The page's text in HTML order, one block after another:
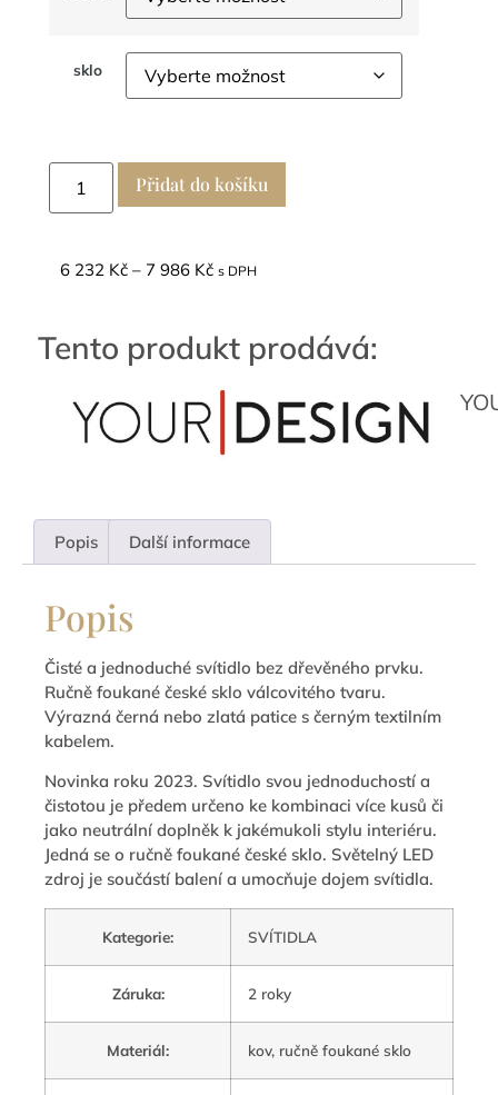
sklo
Přidat do košíku
6 232 Kč – 7 986 Kč s DPH
Tento produkt prodává:
Popis Další informace
Popis
Čisté a jednoduché svítidlo bez dřevěného prvku.
Ručně foukané české sklo válcovitého tvaru.
Výrazná černá nebo zlatá patice s černým textilním
kabelem.
Novinka roku 2023. Svítidlo svou jednoduchostí a
čistotou je předem určeno ke kombinaci více kusů či
jako neutrální doplněk k jakémukoli stylu interiéru.
Jedná se o ručně foukané české sklo. Světelný LED
zdroj je součástí balení a umocňuje dojem svítidla.
Kategorie: SVÍTIDLA
Záruka: 2 roky
Materiál: kov, ručně foukané sklo